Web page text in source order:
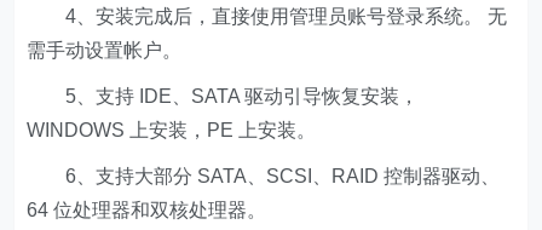
4、安装完成后，直接使用管理员账号登录系统。 无
需手动设置帐户。
5、支持 IDE、SATA 驱动引导恢复安装，
WINDOWS 上安装，PE 上安装。
6、支持大部分 SATA、SCSI、RAID 控制器驱动、
64 位处理器和双核处理器。